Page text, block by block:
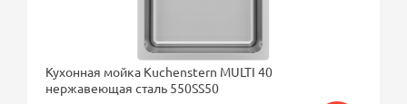
Кухонная мойка Kuchenstern MULTI 40
нержавеющая сталь 550SS50